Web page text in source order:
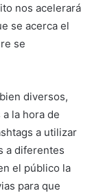
nos acelerará
se acerca el
se
diversos,
la hora de
a utilizar
a diferentes
el público la
para que